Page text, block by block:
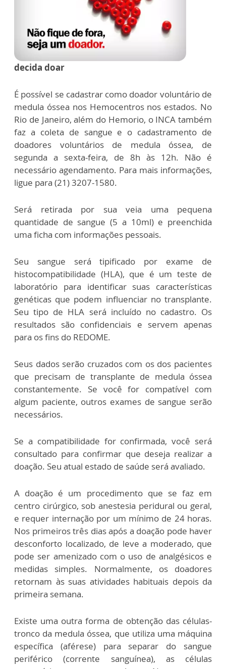
decida doar
É possível se cadastrar como doador voluntário de
medula óssea nos Hemocentros nos estados. No
Rio de Janeiro, além do Hemorio, o INCA também
faz a coleta de sangue e o cadastramento de
doadores voluntários de medula óssea, de
segunda a sexta-feira, de 8h às 12h. Não é
necessário agendamento. Para mais informações,
ligue para (21) 3207-1580.
Será retirada por sua veia uma pequena
quantidade de sangue (5 a 10ml) e preenchida
uma ficha com informações pessoais.
Seu sangue será tipificado por exame de
histocompatibilidade (HLA), que é um teste de
laboratório para identificar suas características
genéticas que podem influenciar no transplante.
Seu tipo de HLA será incluído no cadastro. Os
resultados são confidenciais e servem apenas
para os fins do REDOME.
Seus dados serão cruzados com os dos pacientes
que precisam de transplante de medula óssea
constantemente. Se você for compatível com
algum paciente, outros exames de sangue serão
necessários.
Se a compatibilidade for confirmada, você será
consultado para confirmar que deseja realizar a
doação. Seu atual estado de saúde será avaliado.
A doação é um procedimento que se faz em
centro cirúrgico, sob anestesia peridural ou geral,
e requer internação por um mínimo de 24 horas.
Nos primeiros três dias após a doação pode haver
desconforto localizado, de leve a moderado, que
pode ser amenizado com o uso de analgésicos e
medidas simples. Normalmente, os doadores
retornam às suas atividades habituais depois da
primeira semana.
Existe uma outra forma de obtenção das células-
tronco da medula óssea, que utiliza uma máquina
específica (aférese) para separar do sangue
periférico (corrente sanguínea), as células